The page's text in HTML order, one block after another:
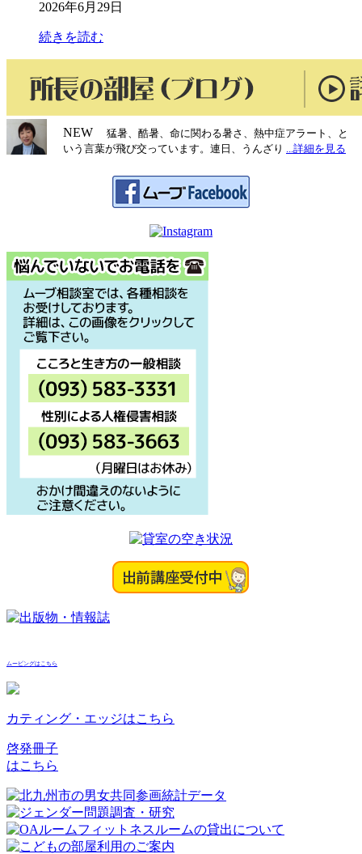
室
2026年6月29日
続きを読む
NEW
猛暑、酷暑、命に関わる暑さ、熱中症アラート、と
いう言葉が飛び交っています。連日、うんざり ...詳細を見る
ムービングはこちら
カティング・エッジはこちら
啓発冊子
はこちら